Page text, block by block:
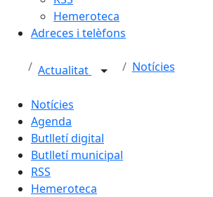
Hemeroteca
Adreces i telèfons
Actualitat Notícies
Notícies
Agenda
Butlletí digital
Butlletí municipal
RSS
Hemeroteca